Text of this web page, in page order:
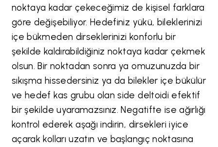
noktaya kadar çekeceğimiz de kişisel farklara
göre değişebiliyor. Hedefiniz yükü, bileklerinizi
içe bükmeden dirseklerinizi konforlu bir
şekilde kaldırabildiğiniz noktaya kadar çekmek
olsun. Bir noktadan sonra ya omuzunuzda bir
sıkışma hissedersiniz ya da bilekler içe bükülür
ve hedef kas grubu olan side deltoidi efektif
bir şekilde uyaramazsınız. Negatifte ise ağırlığı
kontrol ederek aşağı indirin, dirsekleri iyice
açarak kolları uzatın ve başlangıç noktasına